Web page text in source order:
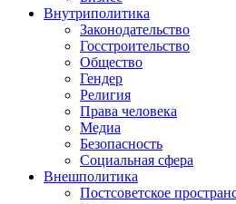
Внутриполитика
Законодательство
Госстроительство
Общество
Гендер
Религия
Права человека
Медиа
Безопасность
Социальная сфера
Внешполитика
Постсоветское